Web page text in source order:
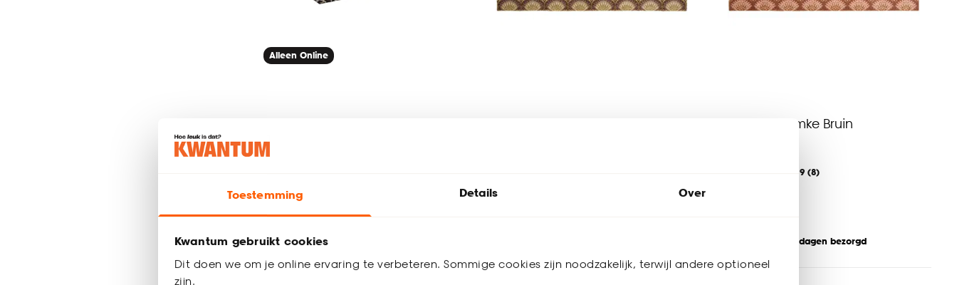
Toestemming Details Over
Kwantum gebruikt cookies
Dit doen we om je online ervaring te verbeteren. Sommige cookies zijn noodzakelijk, terwijl andere optioneel
zijn.
Alleen Online
72.50 61.
Bezorgen 4 werkdagen
65.
Deurmat Ymke Bruin
4.9 (8)
Binnen 2-3 werkdagen bezorgd